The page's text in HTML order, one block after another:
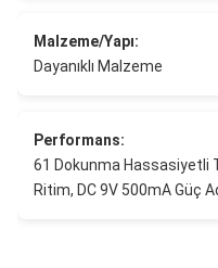
Malzeme/Yapı:
Dayanıklı Malzeme
Performans:
61 Dokunma Hassasiyetli
Ritim, DC 9V 500mA Güç